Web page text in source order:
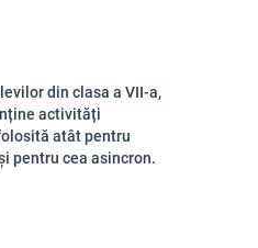
din clasa a VII-a,
activități
atât pentru
pentru cea asincron.